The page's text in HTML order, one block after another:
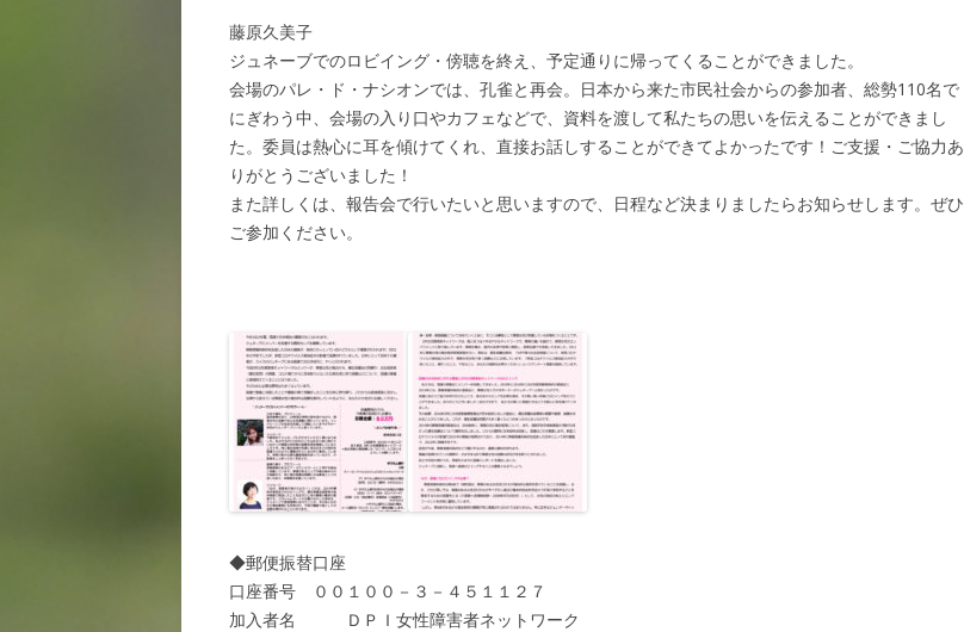
藤原久美子
ジュネーブでのロビイング・傍聴を終え、予定通りに帰ってくることができました。
会場のパレ・ド・ナシオンでは、孔雀と再会。日本から来た市民社会からの参加者、総勢110名で
にぎわう中、会場の入り口やカフェなどで、資料を渡して私たちの思いを伝えることができまし
た。委員は熱心に耳を傾けてくれ、直接お話しすることができてよかったです！ご支援・ご協力あ
りがとうございました！
また詳しくは、報告会で行いたいと思いますので、日程など決まりましたらお知らせします。ぜひ
ご参加ください。
◆郵便振替口座
口座番号 ００１００－３－４５１１２７
加入者名 ＤＰＩ女性障害者ネットワーク